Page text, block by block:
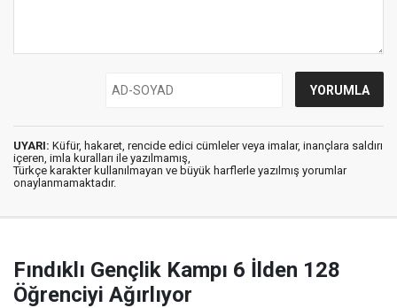
UYARI: Küfür, hakaret, rencide edici cümleler veya imalar, inançlara saldırı
içeren, imla kuralları ile yazılmamış,
Türkçe karakter kullanılmayan ve büyük harflerle yazılmış yorumlar
onaylanmamaktadır.
Fındıklı Gençlik Kampı 6 İlden 128
Öğrenciyi Ağırlıyor